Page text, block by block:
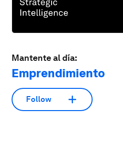
Mantente al día:
Emprendimiento
Follow